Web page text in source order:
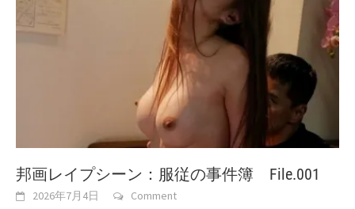
邦画レイプシーン：服従の事件簿 File.001
2026年7月4日 Comment